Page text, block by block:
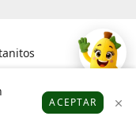
ACEPTAR